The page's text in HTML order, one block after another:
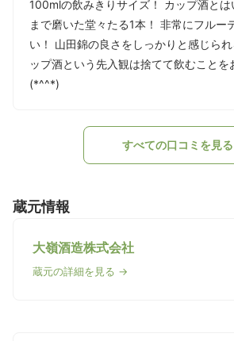
100mlの飲みきりサイズ！ カップ酒と
まで磨いた堂々たる1本！ 非常にフルー
い！ 山田錦の良さをしっかりと感じら
ップ酒という先入観は捨てて飲むことを
(*^^*)
すべての口コミを見る
蔵元情報
大嶺酒造株式会社
蔵元の詳細を見る →